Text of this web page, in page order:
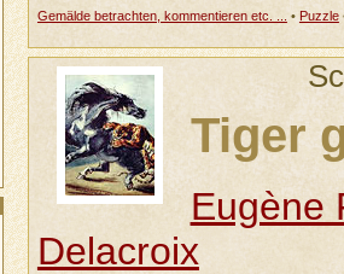
Gemälde betrachten, kommentieren etc. ... • Puzzle
Tiger
Eugène
Delacroix